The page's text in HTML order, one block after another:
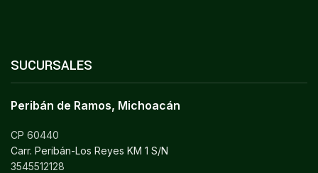
SUCURSALES
Peribán de Ramos, Michoacán
CP 60440
Carr. Peribán-Los Reyes KM 1 S/N
3545512128